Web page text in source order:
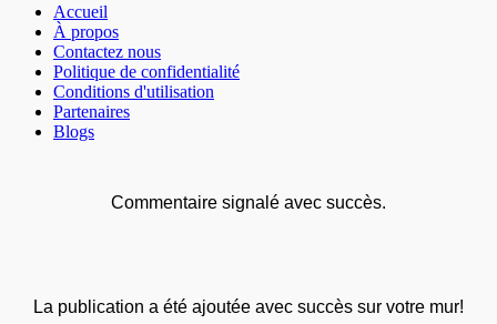
Accueil
À propos
Contactez nous
Politique de confidentialité
Conditions d'utilisation
Partenaires
Blogs
Commentaire signalé avec succès.
La publication a été ajoutée avec succès sur votre mur!